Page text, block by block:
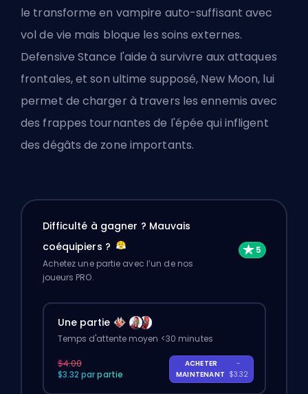
le transforme en vampire auto-suffisant avec
vol de vie mais bloque les soins externes.
Defensive Stance l'aide à survivre aux attaques
frontales, et son ultime supposé, New Moon, lui
permet de charger à travers les ennemis avec
des frappes tournantes de l'épée qui infligent
des dégâts de zone importants.
Difficulté à gagner ? Mauvais
coéquipiers ?
Achetez une partie avec l’un de nos
joueurs PRO.
Une partie
Temps d'attente moyen <30 minutes
$4.00
$3.32 par partie
ACHETER
MAINTENANT
-
$3.32